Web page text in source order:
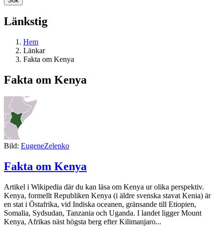
Länkstig
Hem
Länkar
Fakta om Kenya
Fakta om Kenya
Bild: EugeneZelenko
Fakta om Kenya
Artikel i Wikipedia där du kan läsa om Kenya ur olika perspektiv.
Kenya, formellt Republiken Kenya (i äldre svenska stavat Kenia) är
en stat i Östafrika, vid Indiska oceanen, gränsande till Etiopien,
Somalia, Sydsudan, Tanzania och Uganda. I landet ligger Mount
Kenya, Afrikas näst högsta berg efter Kilimanjaro...